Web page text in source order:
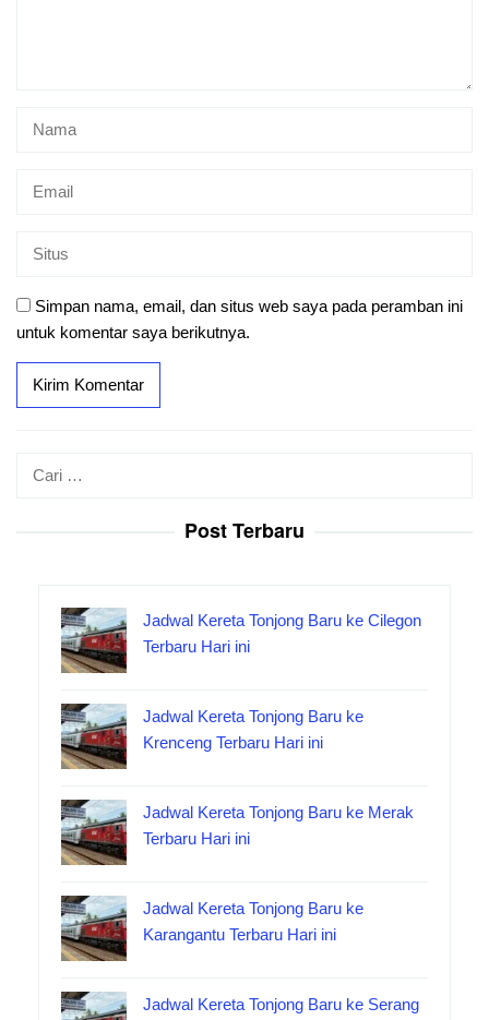
Simpan nama, email, dan situs web saya pada peramban ini
untuk komentar saya berikutnya.
Post Terbaru
Jadwal Kereta Tonjong Baru ke Cilegon
Terbaru Hari ini
Jadwal Kereta Tonjong Baru ke
Krenceng Terbaru Hari ini
Jadwal Kereta Tonjong Baru ke Merak
Terbaru Hari ini
Jadwal Kereta Tonjong Baru ke
Karangantu Terbaru Hari ini
Jadwal Kereta Tonjong Baru ke Serang